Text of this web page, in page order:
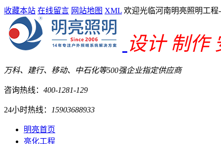
收藏本站 在线留言 网站地图 XML 欢迎光临河南明亮照明工
设计 制作
万科、建行、移动、中石化等500强企业指定供应商
咨询热线： 400-1281-129
24小时热线： 15903688933
明亮首页
亮化工程